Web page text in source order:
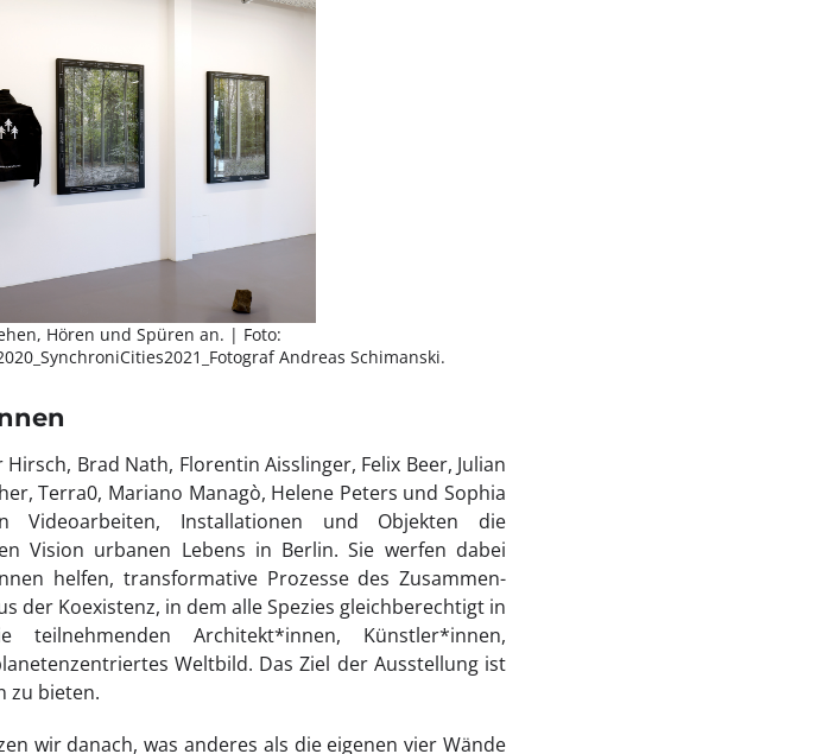
Hören und Spüren an. | Foto:
Andreas Schimanski.
Brad Nath, Florentin Aisslinger, Felix Beer, Julian
Terra0, Mariano Managò, Helene Peters und Sophia
Videoarbeiten, Installationen und Objekten die
Vision urbanen Lebens in Berlin. Sie werfen dabei
helfen, transformative Prozesse des Zusammen-
der Koexistenz, in dem alle Spezies gleichberechtigt in
Architekt*innen, Künstler*innen,
Weltbild. Das Ziel der Ausstellung ist
zu bieten.
wir danach, was anderes als die eigenen vier Wände